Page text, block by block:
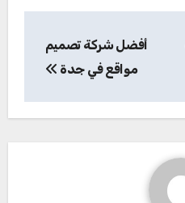
أفضل شركة تصميم
مواقع في جدة